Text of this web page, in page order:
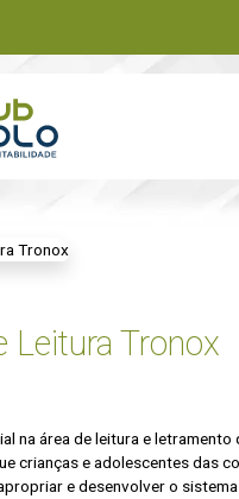
Leitura Tronox
na área de leitura e letramento
crianças e adolescentes das
e desenvolver o